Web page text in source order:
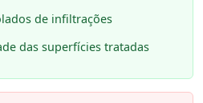
de infiltrações
das superfícies tratadas